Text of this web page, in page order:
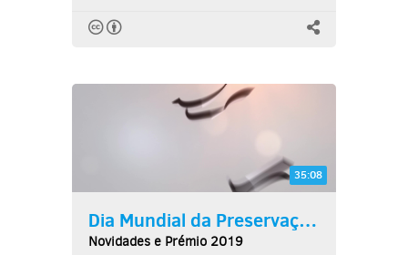
35:08
Dia Mundial da Preservação...
Novidades e Prémio 2019